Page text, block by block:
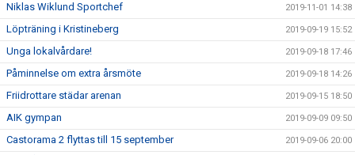
Niklas Wiklund Sportchef 2019-11-01 14:38
Löpträning i Kristineberg 2019-09-19 15:52
Unga lokalvårdare! 2019-09-18 17:46
Påminnelse om extra årsmöte 2019-09-18 14:26
Friidrottare städar arenan 2019-09-15 18:50
AIK gympan 2019-09-09 09:50
Castorama 2 flyttas till 15 september 2019-09-06 20:00